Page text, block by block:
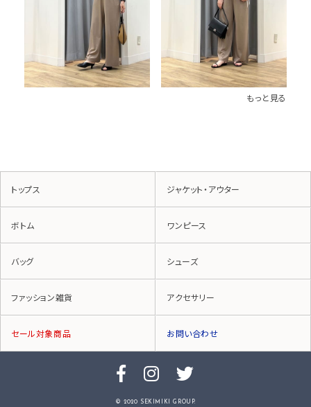
もっと見る
トップス ジャケット・アウター
ボトム ワンピース
バッグ シューズ
ファッション雑貨 アクセサリー
セール対象商品 お問い合わせ
© 2020 SEKIMIKI GROUP.